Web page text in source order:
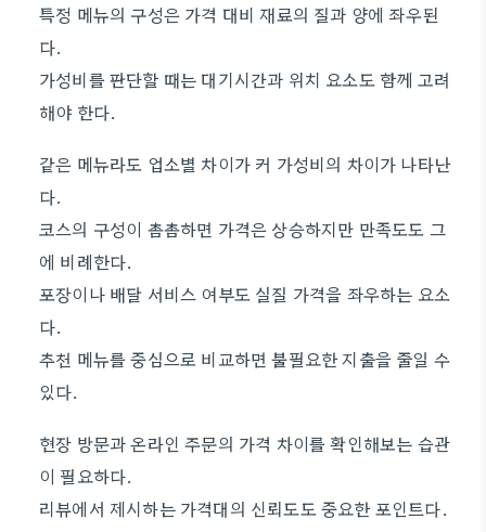
특정 메뉴의 구성은 가격 대비 재료의 질과 양에 좌우된
다.
가성비를 판단할 때는 대기시간과 위치 요소도 함께 고려
해야 한다.
같은 메뉴라도 업소별 차이가 커 가성비의 차이가 나타난
다.
코스의 구성이 촘촘하면 가격은 상승하지만 만족도도 그
에 비례한다.
포장이나 배달 서비스 여부도 실질 가격을 좌우하는 요소
다.
추천 메뉴를 중심으로 비교하면 불필요한 지출을 줄일 수
있다.
현장 방문과 온라인 주문의 가격 차이를 확인해보는 습관
이 필요하다.
리뷰에서 제시하는 가격대의 신뢰도도 중요한 포인트다.